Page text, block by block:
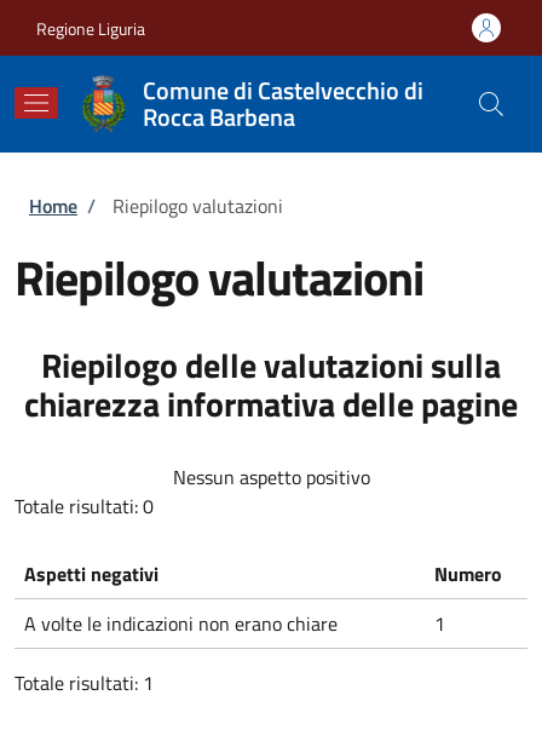
Regione Liguria
Comune di Castelvecchio di
Rocca Barbena
Briciole di pane
Home / Riepilogo valutazioni
Riepilogo valutazioni
Riepilogo delle valutazioni sulla
chiarezza informativa delle pagine
Nessun aspetto positivo
Totale risultati: 0
Aspetti negativi
Numero
A volte le indicazioni non erano chiare
1
Totale risultati: 1